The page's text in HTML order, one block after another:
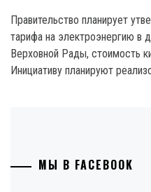
Правительство планирует
тарифа на электроэнергию в
Верховной Рады, стоимость
Инициативу планируют
МЫ В FACEBOOK